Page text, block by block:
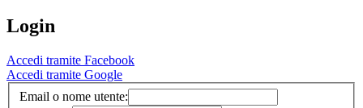
Login
Accedi tramite Facebook
Accedi tramite Google
Email o nome utente: